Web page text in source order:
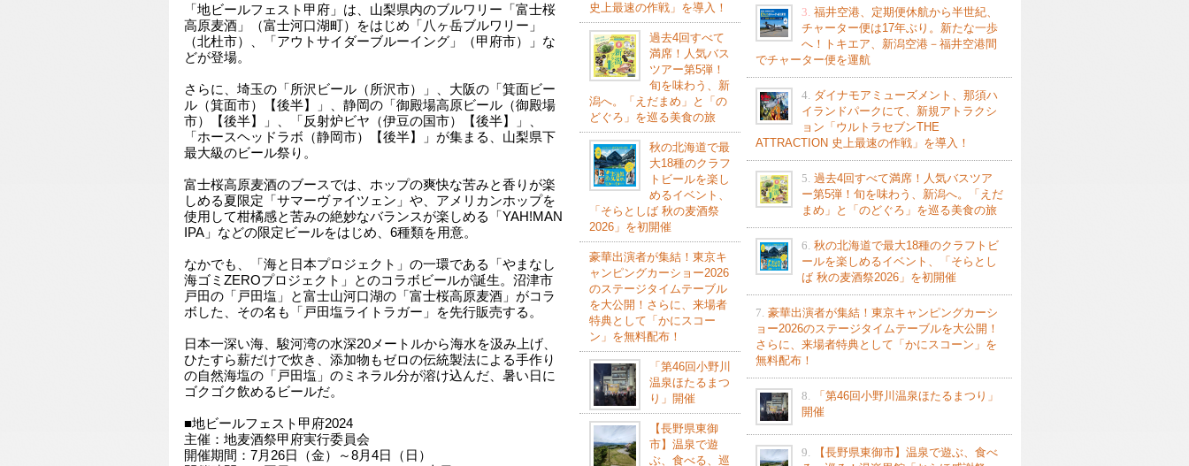
「地ビールフェスト甲府」は、山梨県内のブルワリー「富士桜
高原麦酒」（富士河口湖町）をはじめ「八ヶ岳ブルワリー」
（北杜市）、「アウトサイダーブルーイング」（甲府市）」な
どが登場。
さらに、埼玉の「所沢ビール（所沢市）」、大阪の「箕面ビー
ル（箕面市）【後半】」、静岡の「御殿場高原ビール（御殿場
市）【後半】」、「反射炉ビヤ（伊豆の国市）【後半】」、
「ホースヘッドラボ（静岡市）【後半】」が集まる、山梨県下
最大級のビール祭り。
富士桜高原麦酒のブースでは、ホップの爽快な苦みと香りが楽
しめる夏限定「サマーヴァイツェン」や、アメリカンホップを
使用して柑橘感と苦みの絶妙なバランスが楽しめる「YAH!MAN
IPA」などの限定ビールをはじめ、6種類を用意。
なかでも、「海と日本プロジェクト」の一環である「やまなし
海ゴミZEROプロジェクト」とのコラボビールが誕生。沼津市
戸田の「戸田塩」と富士山河口湖の「富士桜高原麦酒」がコラ
ボした、その名も「戸田塩ライトラガー」を先行販売する。
日本一深い海、駿河湾の水深20メートルから海水を汲み上げ、
ひたすら薪だけで炊き、添加物もゼロの伝統製法による手作り
の自然海塩の「戸田塩」のミネラル分が溶け込んだ、暑い日に
ゴクゴク飲めるビールだ。
■地ビールフェスト甲府2024
主催：地麦酒祭甲府実行委員会
開催期間：7月26日（金）～8月4日（日）
史上最速の作戦」を導入！
過去4回すべて
満席！人気バス
ツアー第5弾！
旬を味わう、新
潟へ。「えだまめ」と「の
どぐろ」を巡る美食の旅
秋の北海道で最
大18種のクラフ
トビールを楽し
めるイベント、
「そらとしば 秋の麦酒祭
2026」を初開催
豪華出演者が集結！東京キ
ャンピングカーショー2026
のステージタイムテーブル
を大公開！さらに、来場者
特典として「かにスコー
ン」を無料配布！
「第46回小野川
温泉ほたるまつ
り」開催
【長野県東御
市】温泉で遊
ぶ、食べる、巡
3. 福井空港、定期便休航から半世紀、
チャーター便は17年ぶり。新たな一歩
へ！トキエア、新潟空港－福井空港間
でチャーター便を運航
4. ダイナモアミューズメント、那須ハ
イランドパークにて、新規アトラクシ
ョン「ウルトラセブンTHE
ATTRACTION 史上最速の作戦」を導入！
5. 過去4回すべて満席！人気バスツア
ー第5弾！旬を味わう、新潟へ。「えだ
まめ」と「のどぐろ」を巡る美食の旅
6. 秋の北海道で最大18種のクラフトビ
ールを楽しめるイベント、「そらとし
ば 秋の麦酒祭2026」を初開催
7. 豪華出演者が集結！東京キャンピングカーシ
ョー2026のステージタイムテーブルを大公開！
さらに、来場者特典として「かにスコーン」を
無料配布！
8.
「第46回小野川温泉ほたるまつり」
開催
9.
【長野県東御市】温泉で遊ぶ、食べ